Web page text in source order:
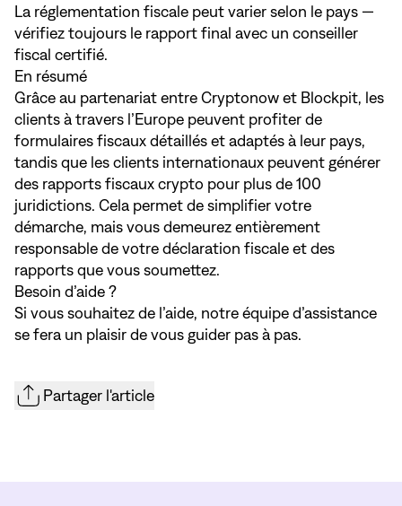
La réglementation fiscale peut varier selon le pays —
vérifiez toujours le rapport final avec un conseiller
fiscal certifié.
En résumé
Grâce au partenariat entre Cryptonow et Blockpit, les
clients à travers l’Europe peuvent profiter de
formulaires fiscaux détaillés et adaptés à leur pays,
tandis que les clients internationaux peuvent générer
des rapports fiscaux crypto pour plus de 100
juridictions. Cela permet de simplifier votre
démarche, mais vous demeurez entièrement
responsable de votre déclaration fiscale et des
rapports que vous soumettez.
Besoin d’aide ?
Si vous souhaitez de l’aide, notre équipe d’assistance
se fera un plaisir de vous guider pas à pas.
Partager l'article